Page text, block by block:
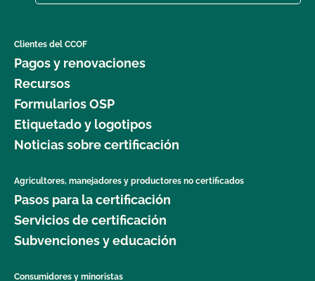
Clientes del CCOF
Pagos y renovaciones
Recursos
Formularios OSP
Etiquetado y logotipos
Noticias sobre certificación
Agricultores, manejadores y productores no certificados
Pasos para la certificación
Servicios de certificación
Subvenciones y educación
Consumidores y minoristas